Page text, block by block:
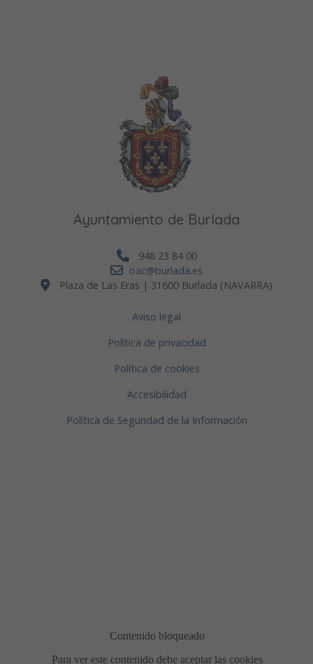
Ayuntamiento de Burlada
948 23 84 00
oac@burlada.es
Plaza de Las Eras | 31600 Burlada (NAVARRA)
Aviso legal
Política de privacidad
Política de cookies
Accesibilidad
Política de Seguridad de la Información